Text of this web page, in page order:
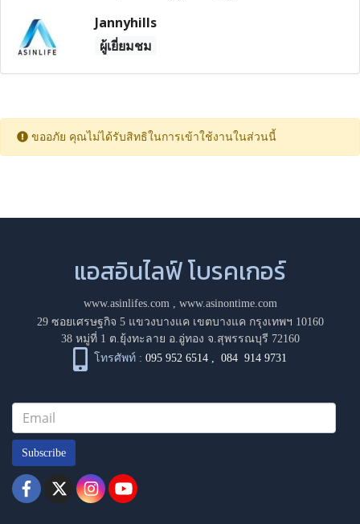
Jannyhills
ผู้เยี่ยมชม
ขออภัย คุณไม่ได้รับสิทธิในการเข้าใช้งานในส่วนนี้
แอสอินไลฟ์ โบรคเกอร์
www.asinlifes.com, www.asinontime.com
29 ซอยเศรษฐกิจ 5 แขวงบางแค เขตบางแค กรุงเทพฯ 10160
38 หมู่ที่ 1 ต.ยุ้งทะลาย อ.อู่ทอง จ.สุพรรณบุรี 72160
โทรศัพท์ : 095 952 6514 ,084 914 9731
Subscribe